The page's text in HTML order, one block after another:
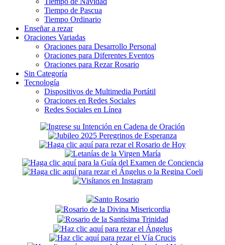
Tiempo de Pascua
Tiempo Ordinario
Enseñar a rezar
Oraciones Variadas
Oraciones para Desarrollo Personal
Oraciones para Diferentes Eventos
Oraciones para Rezar Rosario
Sin Categoría
Tecnología
Dispositivos de Multimedia Portátil
Oraciones en Redes Sociales
Redes Sociales en Línea
Secondary
Sidebar